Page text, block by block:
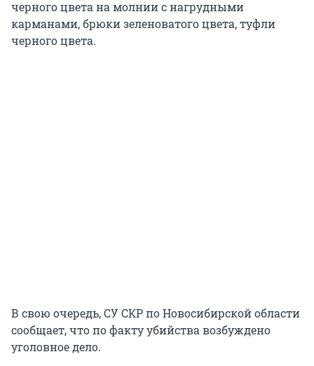
черного цвета на молнии с нагрудными
карманами, брюки зеленоватого цвета, туфли
черного цвета.
В свою очередь, СУ СКР по Новосибирской области
сообщает, что по факту убийства возбуждено
уголовное дело.